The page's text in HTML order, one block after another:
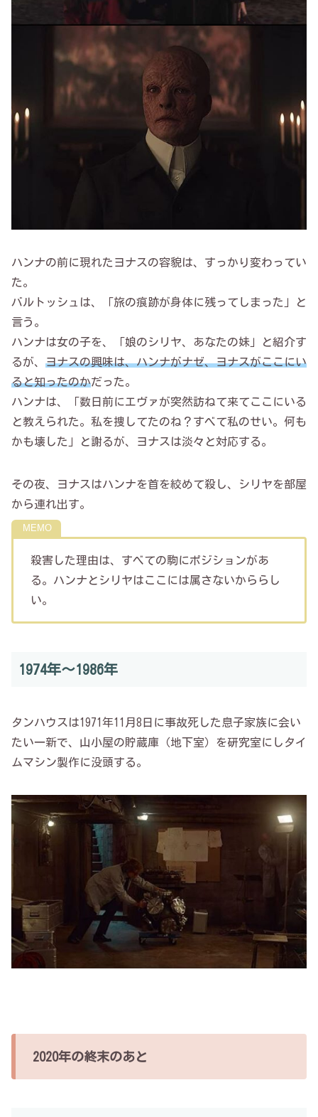
ハンナの前に現れたヨナスの容貌は、すっかり変わってい
た。
バルトッシュは、「旅の痕跡が身体に残ってしまった」と
言う。
ハンナは女の子を、「娘のシリヤ、あなたの妹」と紹介す
るが、 ヨナスの興味は、ハンナがナゼ、ヨナスがここにい
ると知ったのかだった。
ハンナは、「数日前にエヴァが突然訪ねて来てここにいる
と教えられた。私を捜してたのね？すべて私のせい。何も
かも壊した」と謝るが、ヨナスは淡々と対応する。
その夜、ヨナスはハンナを首を絞めて殺し、シリヤを部屋
から連れ出す。
殺害した理由は、すべての駒にポジションがあ
る。ハンナとシリヤはここには属さないかららし
い。
1974年～1986年
タンハウスは1971年11月8日に事故死した息子家族に会い
たい一新で、山小屋の貯蔵庫（地下室）を研究室にしタイ
ムマシン製作に没頭する。
2020年の終末のあと